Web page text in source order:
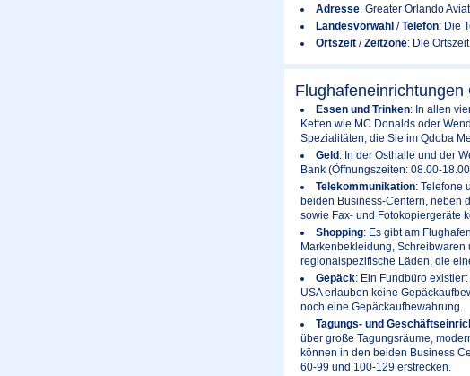
Adresse: Greater Orlando
Landesvorwahl /Telefon: Die
Ortszeit /Zeitzone: Die
Flughafeneinrichtungen
Essen und Trinken: In allen
Ketten wie MC Donalds oder
Spezialitäten, die Sie im Qdoba
Geld: In der Osthalle und der
Bank (Öffnungszeiten: 08.00-
Telekommunikation: Telefone
beiden Business-Centern, neben
sowie Fax- und Fotokopiergeräte
Shopping: Es gibt am
Markenbekleidung,
regionalspezifische Läden, die
Gepäck: Ein Fundbüro
USA erlauben keine
noch eine Gepäckaufbewahrung.
Tagungs- und
über große Tagungsräume,
können in den beiden Business
60-99 und 100-129 erstrecken.